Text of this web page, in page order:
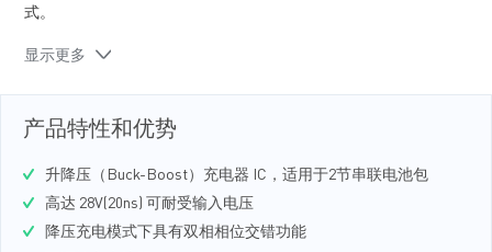
式。
MP2762A 集成了 I2C 接口，可以在充电和OTG模式下灵活配置
温度内。其他安全特性包括输入过压保护（OVP）、电池过压
止电池长时间充电。
该芯片提供了3个模拟输出引脚分别对应系统供电（PSYS）、
显示更多
产品特性和优势
升降压（Buck-Boost）充电器 IC，适用于2节串联电池包
高达 28V(20ns) 可耐受输入电压
降压充电模式下具有双相相位交错功能